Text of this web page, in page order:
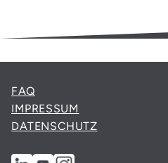
FAQ
IMPRESSUM
DATENSCHUTZ